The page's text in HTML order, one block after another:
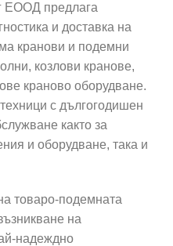
ЕООД предлага
и доставка на
кранови и подемни
козлови кранове,
краново оборудване.
с дългогодишен
както за
и оборудване, така и
товаро-подемната
на
надеждно